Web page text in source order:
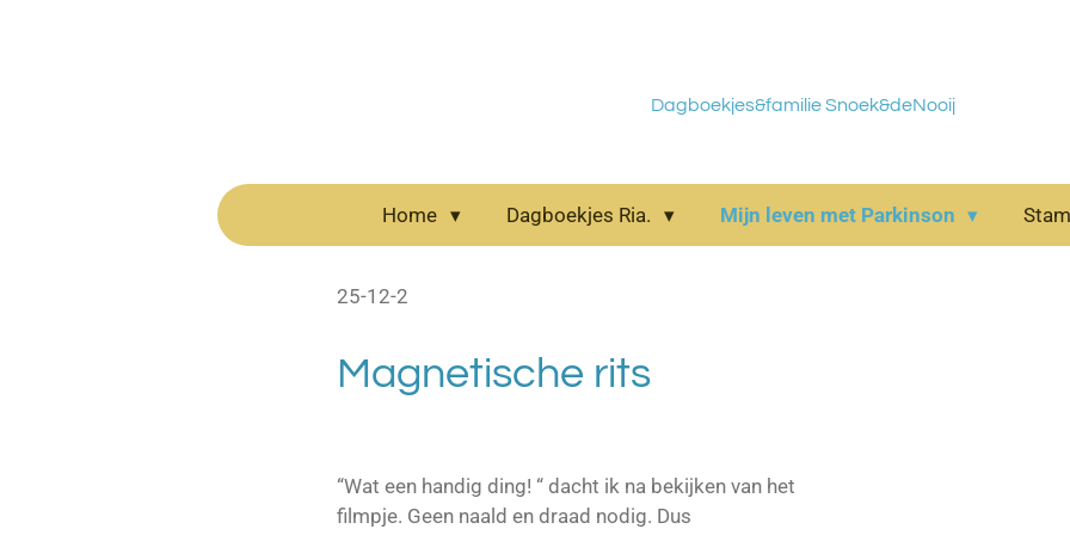
Dagboekjes&familie Snoek&deNooij
Home Dagboekjes Ria. Mijn leven met Parkinson
25-12-2
Magnetische rits
“Wat een handig ding! “ dacht ik na bekijken van het
filmpje. Geen naald en draad nodig. Dus